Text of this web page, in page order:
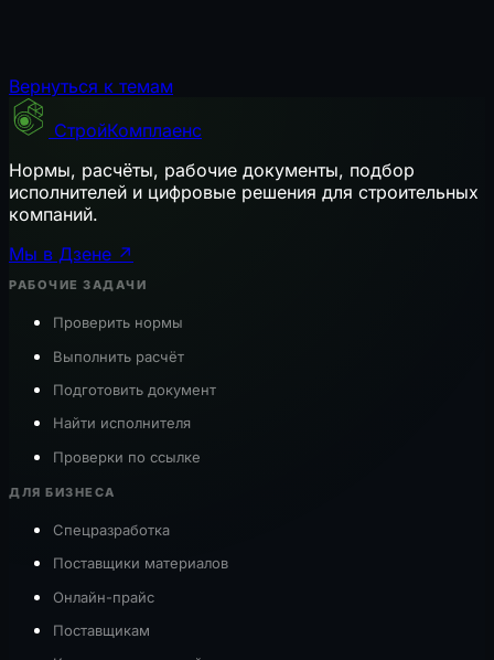
Вернуться к темам
СтройКомплаенс
Нормы, расчёты, рабочие документы, подбор
исполнителей и цифровые решения для строительных
компаний.
Мы в Дзене ↗
РАБОЧИЕ ЗАДАЧИ
Проверить нормы
Выполнить расчёт
Подготовить документ
Найти исполнителя
Проверки по ссылке
ДЛЯ БИЗНЕСА
Спецразработка
Поставщики материалов
Онлайн-прайс
Поставщикам